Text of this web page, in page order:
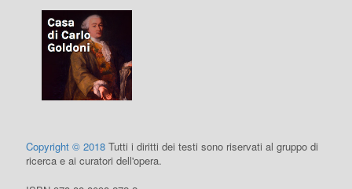
Copyright © 2018 Tutti i diritti dei testi sono riservati al gruppo di
ricerca e ai curatori dell'opera.